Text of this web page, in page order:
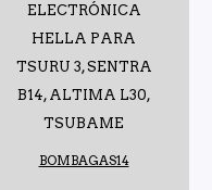
ELECTRÓNICA
HELLA PARA
TSURU 3, SENTRA
B14, ALTIMA L30,
TSUBAME
BOMBAGAS14